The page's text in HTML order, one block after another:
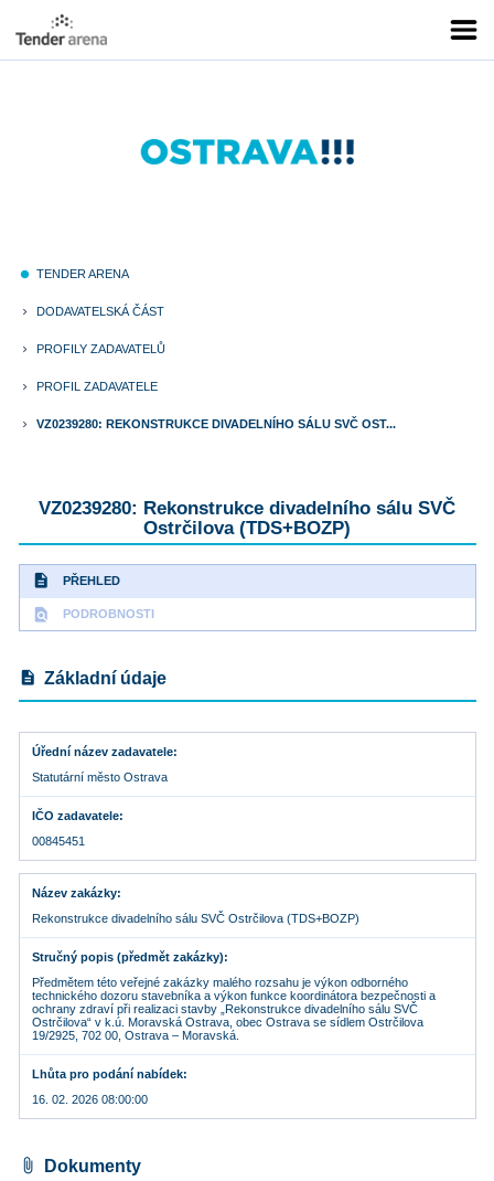
fiber_manual_record TENDER ARENA
keyboard_arrow_right DODAVATELSKÁ ČÁST
keyboard_arrow_right PROFILY ZADAVATELŮ
keyboard_arrow_right PROFIL ZADAVATELE
keyboard_arrow_right VZ0239280: REKONSTRUKCE DIVADELNÍHO SÁLU SVČ OST...
VZ0239280: Rekonstrukce divadelního sálu SVČ
Ostrčilova (TDS+BOZP)
description PŘEHLED
find_in_page PODROBNOSTI
description Základní údaje
Úřední název zadavatele
Statutární město Ostrava
IČO zadavatele
00845451
Název zakázky
Rekonstrukce divadelního sálu SVČ Ostrčilova (TDS+BOZP)
Stručný popis (předmět zakázky)
Předmětem této veřejné zakázky malého rozsahu je výkon odborného
technického dozoru stavebníka a výkon funkce koordinátora bezpečnosti a
ochrany zdraví při realizaci stavby „Rekonstrukce divadelního sálu SVČ
Ostrčilova“ v k.ú. Moravská Ostrava, obec Ostrava se sídlem Ostrčilova
19/2925, 702 00, Ostrava – Moravská.
Lhůta pro podání nabídek
16. 02. 2026 08:00:00
attach_file Dokumenty